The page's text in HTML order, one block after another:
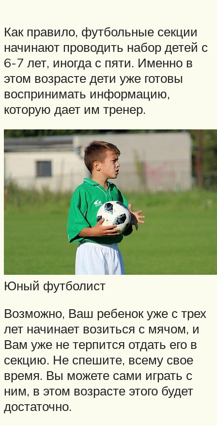
Как правило, футбольные секции
начинают проводить набор детей с
6-7 лет, иногда с пяти. Именно в
этом возрасте дети уже готовы
воспринимать информацию,
которую дает им тренер.
Юный футболист
Возможно, Ваш ребенок уже с трех
лет начинает возиться с мячом, и
Вам уже не терпится отдать его в
секцию. Не спешите, всему свое
время. Вы можете сами играть с
ним, в этом возрасте этого будет
достаточно.